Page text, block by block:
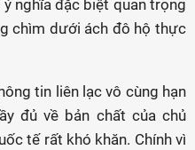
nghĩa đặc biệt quan trọng
chìm dưới ách đô hộ thực
tin liên lạc vô cùng hạn
đủ về bản chất của chủ
tế rất khó khăn. Chính vì